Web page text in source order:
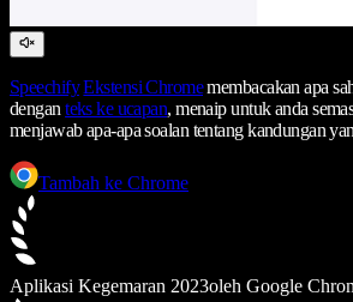
Speechify Ekstensi Chromemembacakan apa
denganteks ke ucapan, menaip untuk anda
menjawab apa-apa soalan tentang kandungan
Tambah ke Chrome
Aplikasi Kegemaran 2023oleh Google